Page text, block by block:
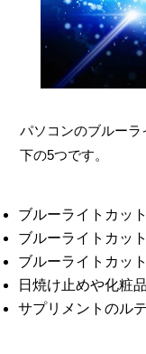
パソコンのブルー
下の5つです。
ブルーライトカッ
ブルーライトカッ
ブルーライトカッ
日焼け止めや化粧品
サプリメントのル